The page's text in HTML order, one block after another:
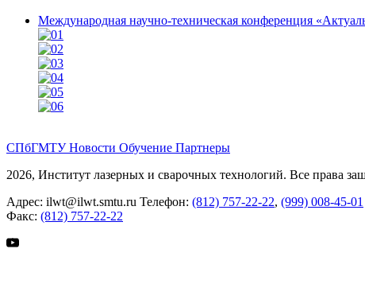
Международная научно-техническая конференция
СПбГМТУНовости Обучение Партнеры
2026, Институт лазерных и сварочных технологий. Все права
Адрес: ilwt@ilwt.smtu.ru Телефон: (812) 757-22-22, (999) 008-45-01
Факс: (812) 757-22-22